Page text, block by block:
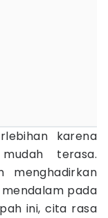
karena
terasa.
menghadirkan
pada
ini, cita rasa